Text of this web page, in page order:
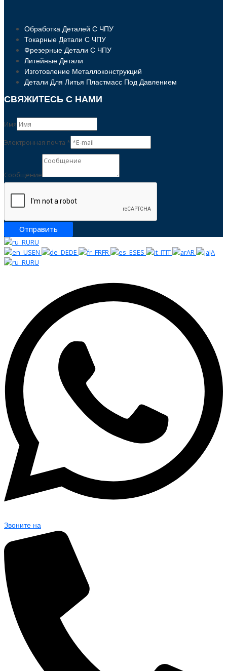
Обработка Деталей С ЧПУ
Токарные Детали С ЧПУ
Фрезерные Детали С ЧПУ
Литейные Детали
Изготовление Металлоконструкций
Детали Для Литья Пластмасс Под Давлением
СВЯЖИТЕСЬ С НАМИ
Имя
Имя
Электронная почта *
Сообщение
Отправить
RU
EN
DE FR ES IT AR
JA
RU
Звоните на